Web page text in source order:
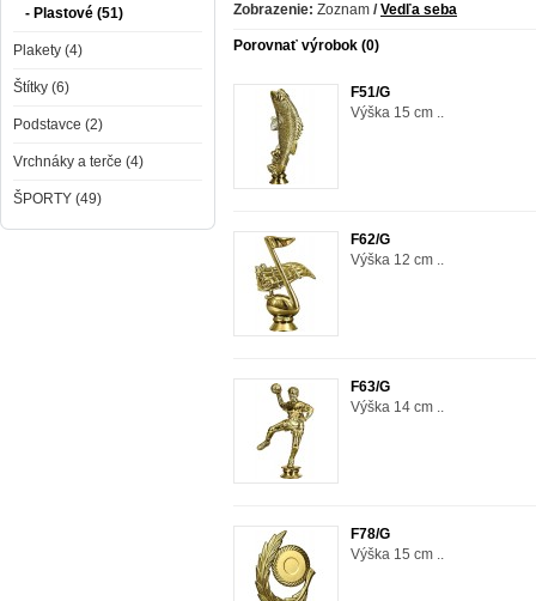
- Plastové (51)
Plakety (4)
Štítky (6)
Podstavce (2)
Vrchnáky a terče (4)
ŠPORTY (49)
Zobrazenie: Zoznam / Vedľa seba
Porovnať výrobok (0)
F51/G
Výška 15 cm ..
F62/G
Výška 12 cm ..
F63/G
Výška 14 cm ..
F78/G
Výška 15 cm ..